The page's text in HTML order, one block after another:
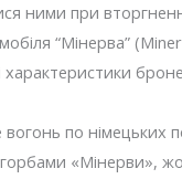
ними при
“Мінерва”
характеристики
по німецьких
«Мінерви»,